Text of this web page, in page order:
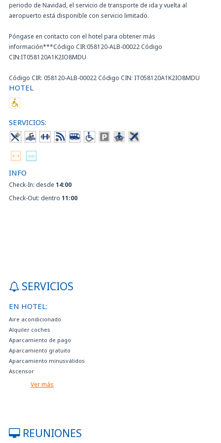
periodo de Navidad, el servicio de transporte de ida y vuelta al
aeropuerto está disponible con servicio limitado.
Póngase en contacto con el hotel para obtener más
información***Código CIR:058120-ALB-00022 Código
CIN:IT058120A1K2IO8MDU
Código CIR: 058120-ALB-00022 Código CIN: IT058120A1K2IO8MDU
HOTEL
SERVICIOS:
INFO
Check-In: desde 14:00
Check-Out: dentro 11:00
SERVICIOS
EN HOTEL:
Aire acondicionado
Alquiler coches
Aparcamiento de pago
Aparcamiento gratuito
Aparcamiento minusválidos
Ascensor
Diario gratuito en la hall
Ver más
REUNIONES